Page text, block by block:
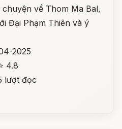
về Thom Ma Bal,
Đại Phạm Thiên và ý
2025
4.8
lượt đọc